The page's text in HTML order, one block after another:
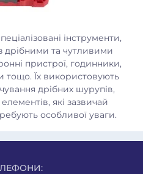
інструменти,
дрібними та чутливими
пристрої, годинники,
тощо. Їх використовують
дрібних шурупів,
які зазвичай
особливої уваги.